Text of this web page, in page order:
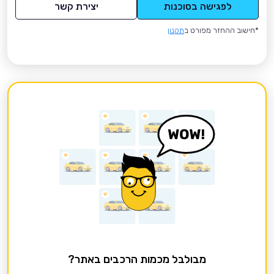
לפגישה בסוכנות יצירת קשר
*חישוב ההחזר מפורט בתקנון
מבולבל מכמות הרכבים באתר?